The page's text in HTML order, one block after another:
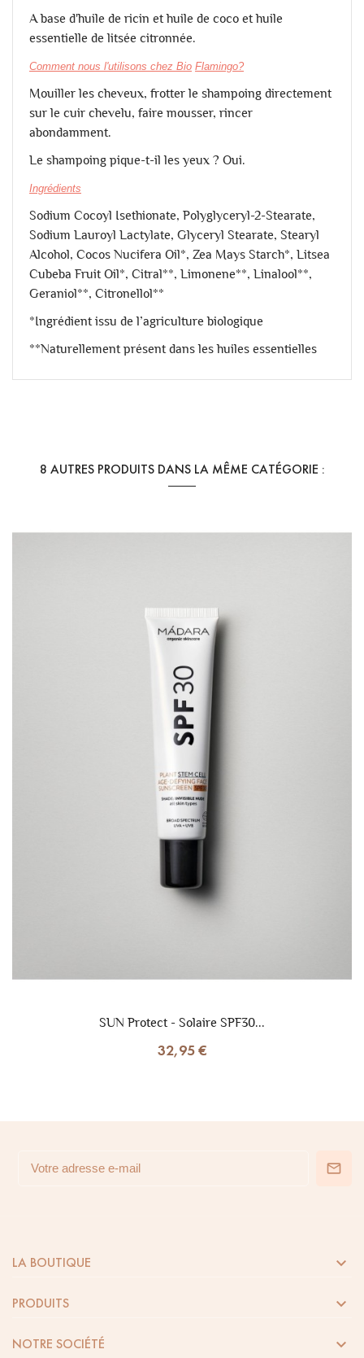
A base d'huile de ricin et huile de coco et huile
essentielle de litsée citronnée.
Comment nous l'utilisons chez Bio Flamingo?
Mouiller les cheveux, frotter le shampoing directement
sur le cuir chevelu, faire mousser, rincer
abondamment.
Le shampoing pique-t-il les yeux ? Oui.
Ingrédients
Sodium Cocoyl Isethionate, Polyglyceryl-2-Stearate,
Sodium Lauroyl Lactylate, Glyceryl Stearate, Stearyl
Alcohol, Cocos Nucifera Oil*, Zea Mays Starch*, Litsea
Cubeba Fruit Oil*, Citral**, Limonene**, Linalool**,
Geraniol**, Citronellol**
*Ingrédient issu de l’agriculture biologique
**Naturellement présent dans les huiles essentielles
8 AUTRES PRODUITS DANS LA MÊME CATÉGORIE :
SUN Protect - Solaire SPF30...
32,95 €
LA BOUTIQUE 
PRODUITS 
NOTRE SOCIÉTÉ 